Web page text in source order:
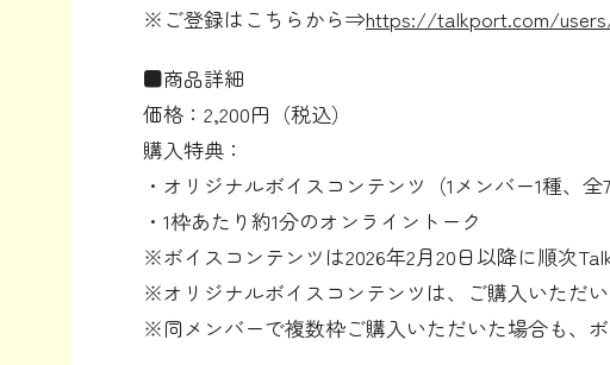
※ご登録はこちらから⇒https://talkport.com/
■商品詳細
価格：2,200円（税込）
購入特典：
・オリジナルボイスコンテンツ（1メンバー1種、全7
・1枠あたり約1分のオンライントーク
※ボイスコンテンツは2026年2月20日以降に順次
※オリジナルボイスコンテンツは、ご購入いただ
※同メンバーで複数枠ご購入いただいた場合も、ボ